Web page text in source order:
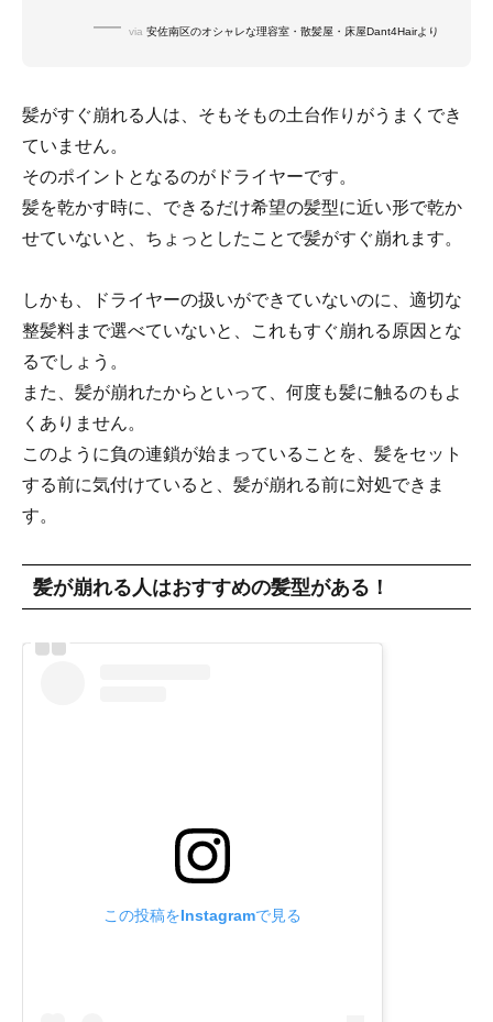
via 安佐南区のオシャレな理容室・散髪屋・床屋Dant4Hairより
髪がすぐ崩れる人は、そもそもの土台作りがうまくでき
ていません。
そのポイントとなるのがドライヤーです。
髪を乾かす時に、できるだけ希望の髪型に近い形で乾か
せていないと、ちょっとしたことで髪がすぐ崩れます。
しかも、ドライヤーの扱いができていないのに、適切な
整髪料まで選べていないと、これもすぐ崩れる原因とな
るでしょう。
また、髪が崩れたからといって、何度も髪に触るのもよ
くありません。
このように負の連鎖が始まっていることを、髪をセット
する前に気付けていると、髪が崩れる前に対処できま
す。
髪が崩れる人はおすすめの髪型がある！
この投稿をInstagramで見る